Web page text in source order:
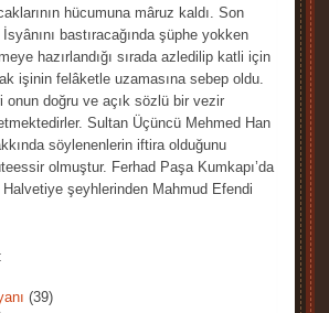
hücumuna mâruz kaldı. Son
bastıracağında şüphe yokken
hazırlandığı sırada azledilip katli için
işinin felâketle uzamasına sebep oldu.
onun doğru ve açık sözlü bir vezir
Sultan Üçüncü Mehmed Han
söylenenlerin iftira olduğunu
olmuştur. Ferhad Paşa Kumkapı’da
şeyhlerinden Mahmud Efendi
(39)